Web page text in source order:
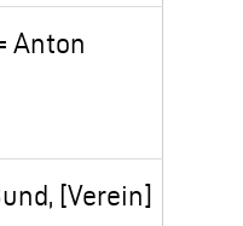
Anton
[Verein]